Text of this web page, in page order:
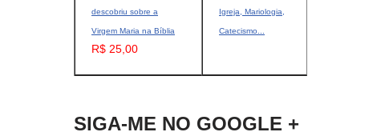
descobriu sobre a
Virgem Maria na Bíblia
R$ 25,00
Igreja, Mariologia,
Catecismo...
SIGA-ME NO GOOGLE +